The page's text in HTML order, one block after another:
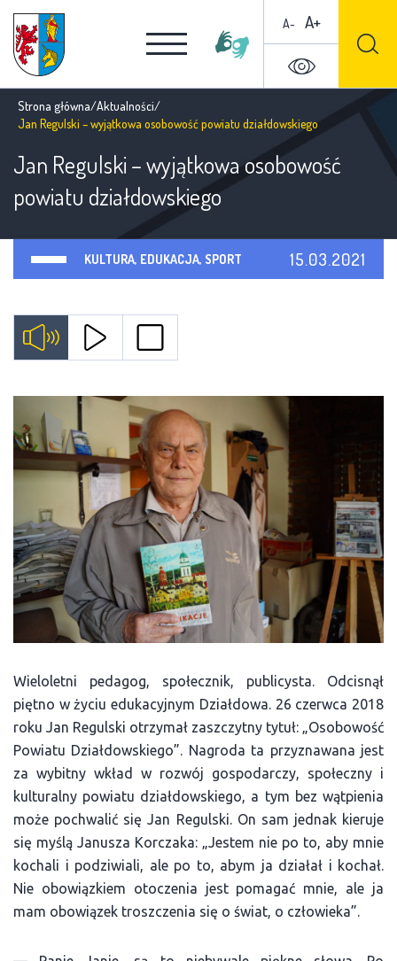
A- A+
Strona główna/Aktualności/
Jan Regulski – wyjątkowa osobowość powiatu działdowskiego
Jan Regulski – wyjątkowa osobowość
powiatu działdowskiego
KULTURA, EDUKACJA, SPORT 15.03.2021
Wieloletni pedagog, społecznik, publicysta. Odcisnął
piętno w życiu edukacyjnym Działdowa. 26 czerwca 2018
roku Jan Regulski otrzymał zaszczytny tytuł: „Osobowość
Powiatu Działdowskiego”. Nagroda ta przyznawana jest
za wybitny wkład w rozwój gospodarczy, społeczny i
kulturalny powiatu działdowskiego, a tym bez wątpienia
może pochwalić się Jan Regulski. On sam jednak kieruje
się myślą Janusza Korczaka: „Jestem nie po to, aby mnie
kochali i podziwiali, ale po to, abym ja działał i kochał.
Nie obowiązkiem otoczenia jest pomagać mnie, ale ja
mam obowiązek troszczenia się o świat, o człowieka”.